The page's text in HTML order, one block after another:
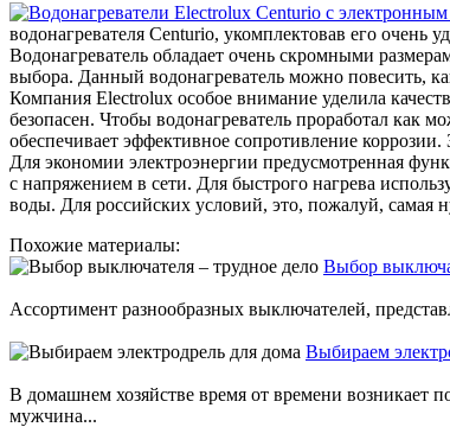
водонагревателя Centurio, укомплектовав его
Водонагреватель обладает очень скромными
выбора. Данный водонагреватель можно повесить,
Компания Electrolux особое внимание уделила
безопасен. Чтобы водонагреватель проработал как
обеспечивает эффективное сопротивление
Для экономии электроэнергии предусмотренная
с напряжением в сети. Для быстрого нагрева
воды. Для российских условий, это, пожалуй, самая
Похожие материалы:
Выбор
Ассортимент разнообразных выключателей,
Выбираем
В домашнем хозяйстве время от времени возникает
мужчина...